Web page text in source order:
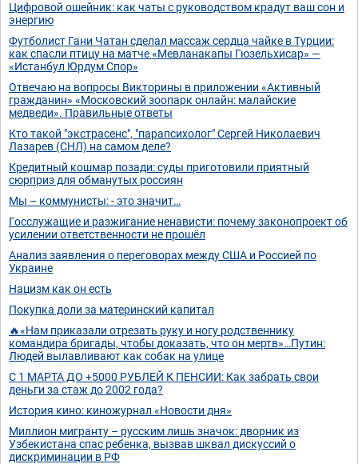
Цифровой ошейник: как чаты с руководством крадут ваш сон и
энергию
Футболист Гани Чатан сделал массаж сердца чайке в Турции:
как спасли птицу на матче «Мевланакапы Гюзельхисар» —
«Истанбул Юрдум Спор»
Отвечаю на вопросы Викторины в приложении «Активный
гражданин» «Московский зоопарк онлайн: малайские
медведи». Правильные ответы
Кто такой "экстрасенс", "парапсихолог" Сергей Николаевич
Лазарев (СНЛ) на самом деле?
Кредитный кошмар позади: суды приготовили приятный
сюрприз для обманутых россиян
Мы – коммунисты: - это значит…
Госслужащие и разжигание ненависти: почему законопроект об
усилении ответственности не прошёл
Анализ заявления о переговорах между США и Россией по
Украине
Нацизм как он есть
Покупка доли за материнский капитал
🔥«Нам приказали отрезать руку и ногу родственнику
командира бригады, чтобы доказать, что он мертв»…Путин:
Людей вылавливают как собак на улице
С 1 МАРТА ДО +5000 РУБЛЕЙ К ПЕНСИИ: Как забрать свои
деньги за стаж до 2002 года?
История кино: киножурнал «Новости дня»
Миллион мигранту – русским лишь значок: дворник из
Узбекистана спас ребенка, вызвав шквал дискуссий о
дискриминации в РФ